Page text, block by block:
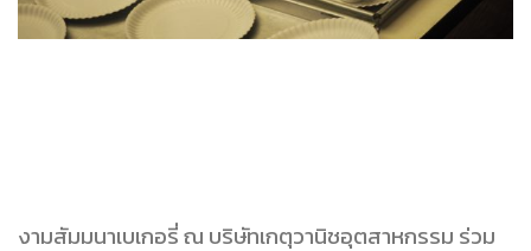
งามสัมมนาเบเกอรี่ ณ บริษัทเกตุวานิชอุตสาหกรรม ร่วม